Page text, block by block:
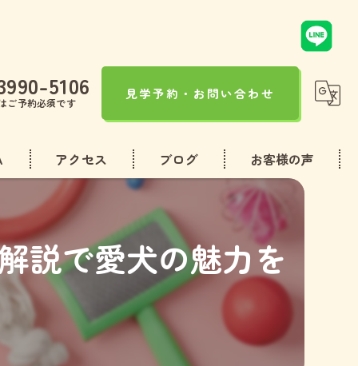
5106
ご予約必須です
見学予約・お問い合わせ
アクセス ブログ
コラム
お客様の声
説で愛犬の魅力を